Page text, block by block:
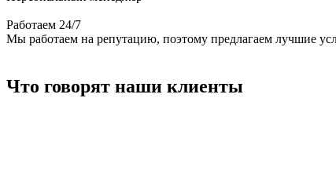
Работаем 24/7
Мы работаем на репутацию, поэтому предлагаем лучшие
Что говорят наши клиенты